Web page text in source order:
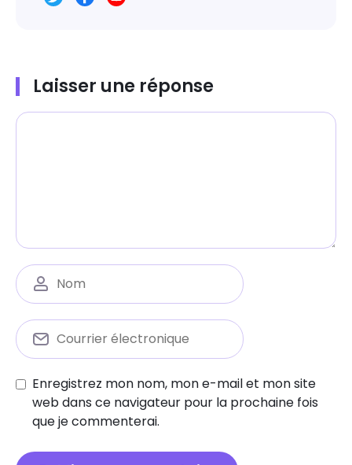
Laisser une réponse
Enregistrez mon nom, mon e-mail et mon site
web dans ce navigateur pour la prochaine fois
que je commenterai.